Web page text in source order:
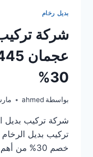
بديل رخام
شركة
30%
بواسطة ahmed مارس
شركة تركيب بديل
خصم 30%